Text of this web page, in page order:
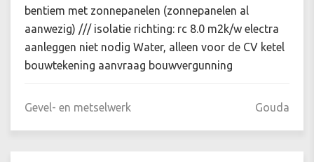
bentiem met zonnepanelen (zonnepanelen al
aanwezig) /// isolatie richting: rc 8.0 m2k/w electra
aanleggen niet nodig Water, alleen voor de CV ketel
bouwtekening aanvraag bouwvergunning
Gevel- en metselwerk Gouda